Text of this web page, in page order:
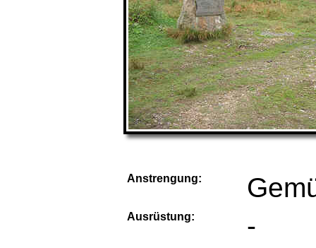
Anstrengung:
Ausrüstung: -